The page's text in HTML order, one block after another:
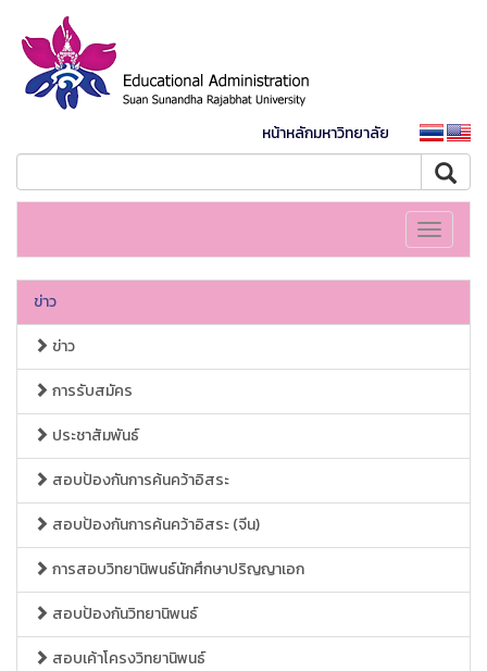
หน้าหลักมหาวิทยาลัย
Toggle
ข่าว
ข่าว
การรับสมัคร
ประชาสัมพันธ์
สอบป้องกันการค้นคว้าอิสระ
สอบป้องกันการค้นคว้าอิสระ (จีน)
การสอบวิทยานิพนธ์นักศึกษาปริญญาเอก
สอบป้องกันวิทยานิพนธ์
สอบเค้าโครงวิทยานิพนธ์